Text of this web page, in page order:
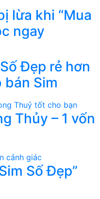
lừa khi “Mua
ngay
Đẹp rẻ hơn
bán Sim
Thủy – 1 vốn
Số Đẹp”